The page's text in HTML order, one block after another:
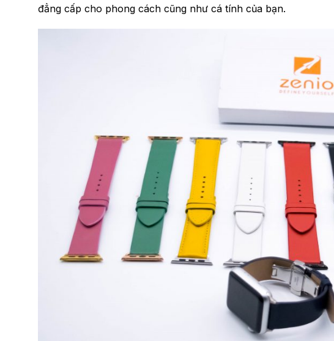
đẳng cấp cho phong cách cũng như cá tính của bạn.